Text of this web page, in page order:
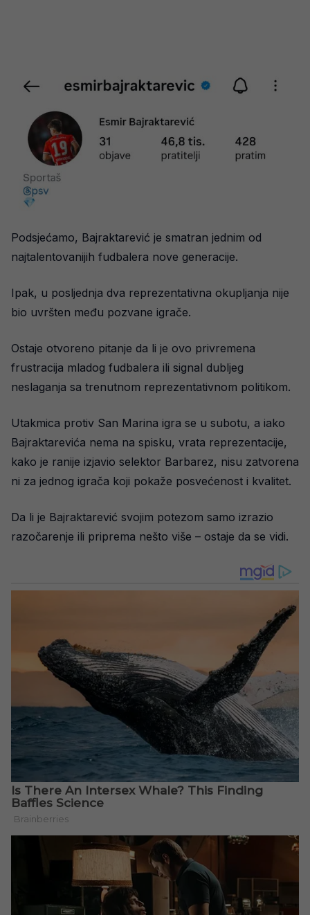
Podsjećamo, Bajraktarević je smatran jednim od
najtalentovanijih fudbalera nove generacije.
Ipak, u posljednja dva reprezentativna okupljanja nije
bio uvršten među pozvane igrače.
Ostaje otvoreno pitanje da li je ovo privremena
frustracija mladog fudbalera ili signal dubljeg
neslaganja sa trenutnom reprezentativnom politikom.
Utakmica protiv San Marina igra se u subotu, a iako
Bajraktarevića nema na spisku, vrata reprezentacije,
kako je ranije izjavio selektor Barbarez, nisu zatvorena
ni za jednog igrača koji pokaže posvećenost i kvalitet.
Da li je Bajraktarević svojim potezom samo izrazio
razočarenje ili priprema nešto više – ostaje da se vidi.